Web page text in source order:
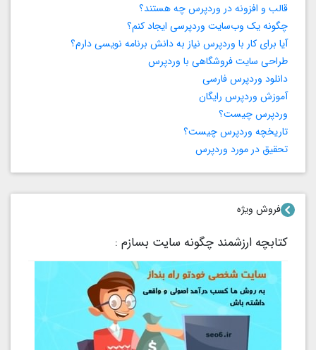
قالب و افزونه در وردپرس چه هستند؟
چگونه یک وب‌سایت وردپرسی ایجاد کنم؟
آیا برای کار با وردپرس نیاز به دانش برنامه‌ نویسی دارم؟
طراحی سایت فروشگاهی با وردپرس
دانلود وردپرس فارسی
آموزش وردپرس رایگان
وردپرس چیست؟
تاریخچه وردپرس چیست؟
تحقیق در مورد وردپرس
فروش ویژه
کتابچه ارزشمند چگونه سایت بسازم :